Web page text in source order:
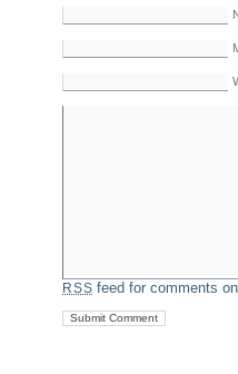
RSS feed for comments